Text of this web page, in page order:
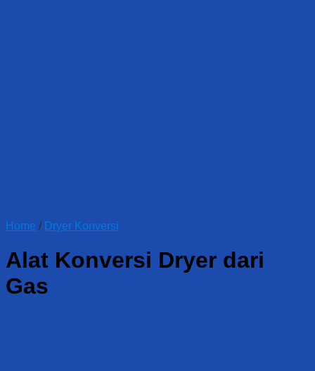
Home / Dryer Konversi
Alat Konversi Dryer dari
Gas